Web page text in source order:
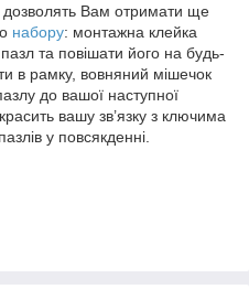
дозволять Вам отримати ще
набору: монтажна клейка
та повішати його на будь-
в рамку, вовняний мішечок
до вашої наступної
вашу зв’язку з ключима
у повсякденні.